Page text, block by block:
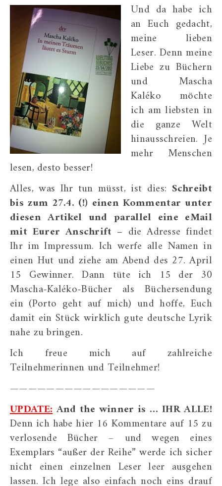
Und da habe ich
an Euch gedacht,
meine lieben
Leser. Denn meine
Liebe zu Büchern
und Mascha
Kaléko möchte
ich am liebsten in
die ganze Welt
hinausschreien. Je
mehr Menschen
lesen, desto besser!
Alles, was Ihr tun müsst, ist dies: Schreibt
bis zum 27.4. (!) einen Kommentar unter
diesen Artikel und parallel eine eMail
mit Eurer Anschrift – die Adresse findet
Ihr im Impressum. Ich werfe alle Namen in
einen Hut und ziehe am Abend des 27. April
15 Gewinner. Dann tüte ich 15 der 30
Mascha-Kaléko-Bücher als Büchersendung
ein (Porto geht auf mich) und hoffe, Euch
damit ein Stück wirklich gute deutsche Lyrik
nahe zu bringen.
Ich freue mich auf zahlreiche
Teilnehmerinnen und Teilnehmer!
————————————————
UPDATE: And the winner is … IHR ALLE!
Denn ich habe hier 16 Kommentare auf 15 zu
verlosende Bücher – und wegen eines
Exemplars “außer der Reihe” werde ich sicher
nicht einen einzelnen Leser leer ausgehen
lassen. Ich lege also einfach noch eins drauf